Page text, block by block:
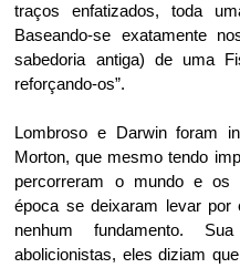
traços enfatizados, toda
Baseando-se exatamente
sabedoria antiga) de uma
reforçando-os”.
Lombroso e Darwin foram
Morton, que mesmo tendo
percorreram o mundo e os
época se deixaram levar por
nenhum fundamento.
abolicionistas, eles diziam